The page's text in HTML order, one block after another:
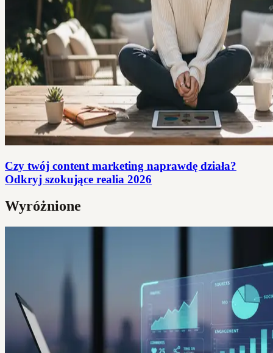
Czy twój content marketing naprawdę działa?
Odkryj szokujące realia 2026
Wyróżnione